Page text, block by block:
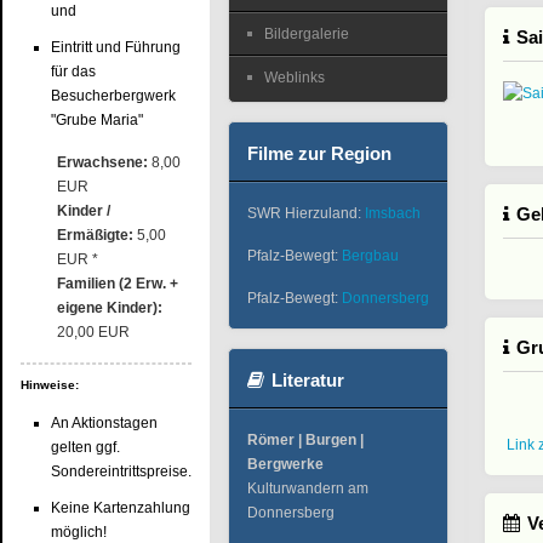
und
Eintritt und Führung
für das
Besucherbergwerk
"Grube Maria"
Erwachsene: 8,00
EUR
Kinder /
Ermäßigte: 5,00
EUR *
Familien (2 Erw. +
eigene Kinder):
20,00 EUR
Hinweise:
An Aktionstagen
gelten ggf.
Sondereintrittspreise.
Keine Kartenzahlung
möglich!
Bildergalerie
Weblinks
Filme zur Region
SWR Hierzuland: Imsbach
Pfalz-Bewegt: Bergbau
Pfalz-Bewegt: Donnersberg
Literatur
Römer | Burgen |
Bergwerke
Kulturwandern am
Donnersberg
Link